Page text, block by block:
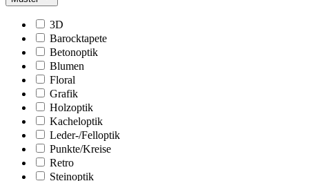
3D
Barocktapete
Betonoptik
Blumen
Floral
Grafik
Holzoptik
Kacheloptik
Leder-/Felloptik
Punkte/Kreise
Retro
Steinoptik